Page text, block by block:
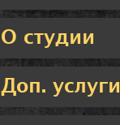
О студии
Доп. услуги